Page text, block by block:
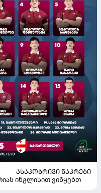
ᲐᲡᲐᲙᲝᲑᲠᲘᲕᲘ ᲜᲐᲙᲠᲔᲑᲘ
ინგლისით ვიწყებთ